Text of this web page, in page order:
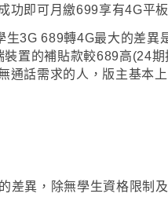
功即可月繳699享有4G平
生3G 689轉4G最大 的差異
裝置的補貼款較689高(24
通話需求的人 ， 版主基本
差異 ， 除無學生資格限制